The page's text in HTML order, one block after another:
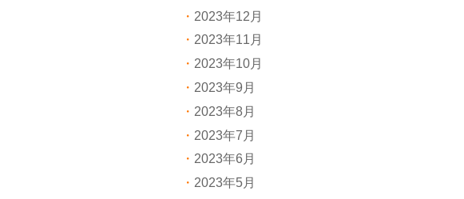
2023年12月
2023年11月
2023年10月
2023年9月
2023年8月
2023年7月
2023年6月
2023年5月